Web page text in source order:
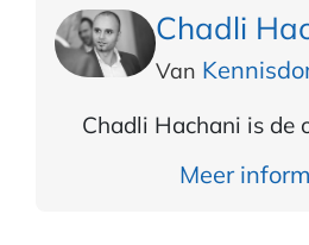
Chadli
Van
Chadli Hachani is de
Meer